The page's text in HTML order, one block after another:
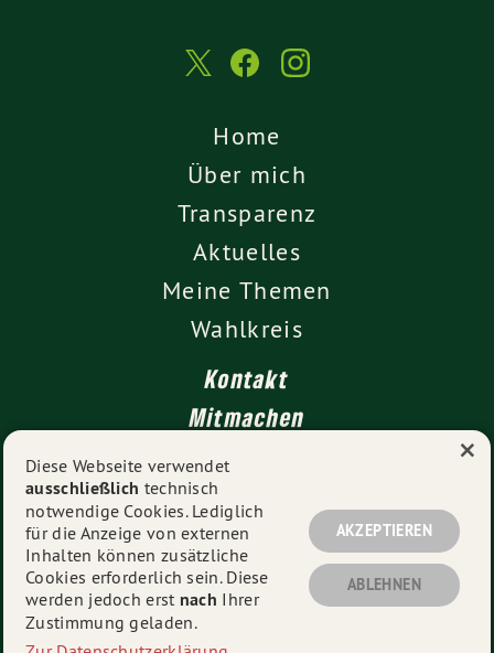
Home
Über mich
Transparenz
Aktuelles
Meine Themen
Wahlkreis
Kontakt
Mitmachen
Impressum
Datenschutz
© 2026Vanessa Gronemann MdL
- Alle Rechte
Diese Webseite verwendet
ausschließlich technisch
notwendige Cookies. Lediglich
für die Anzeige von externen
Inhalten können zusätzliche
Cookies erforderlich sein. Diese
werden jedoch erst nach Ihrer
Zustimmung geladen.
AKZEPTIEREN
ABLEHNEN
×